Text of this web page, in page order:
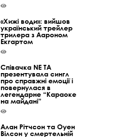
«Хижі води»: вийшов
український трейлер
трилера з Аароном
Екгартом
Співачка NE TA
презентувала сингл
про справжні емоції і
повернулася в
легендарне “Караоке
на майдані”
Алан Рітчсон та Оуен
Вілсон у смертельній